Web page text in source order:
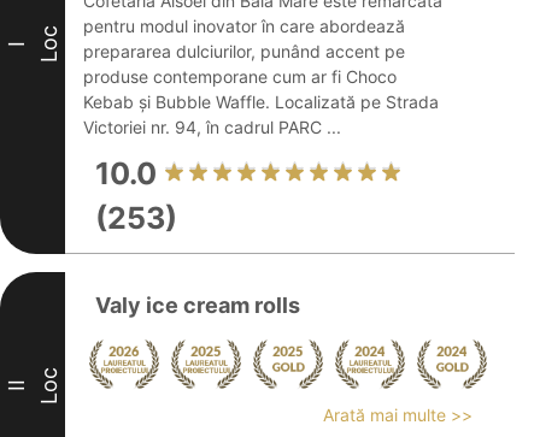
I Loc
pentru modul inovator în care abordează
prepararea dulciurilor, punând accent pe
produse contemporane cum ar fi Choco
Kebab și Bubble Waffle. Localizată pe Strada
Victoriei nr. 94, în cadrul PARC ...
10.0
(253)
II Loc
Valy ice cream rolls
Arată mai multe >>